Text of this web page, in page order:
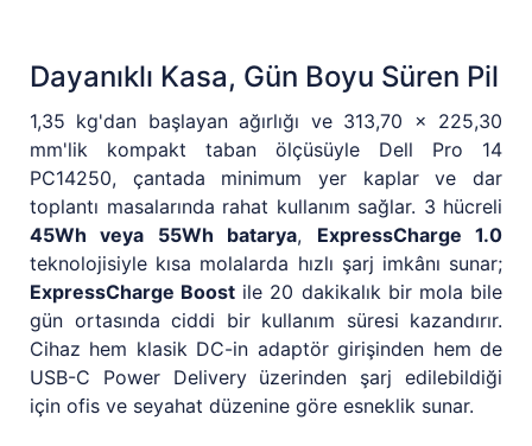
Dayanıklı Kasa, Gün Boyu Süren Pil
1,35 kg'dan başlayan ağırlığı ve 313,70 x 225,30
mm'lik kompakt taban ölçüsüyle Dell Pro 14
PC14250, çantada minimum yer kaplar ve dar
toplantı masalarında rahat kullanım sağlar. 3 hücreli
45Wh veya 55Wh batarya, ExpressCharge 1.0
teknolojisiyle kısa molalarda hızlı şarj imkânı sunar;
ExpressCharge Boost ile 20 dakikalık bir mola bile
gün ortasında ciddi bir kullanım süresi kazandırır.
Cihaz hem klasik DC-in adaptör girişinden hem de
USB-C Power Delivery üzerinden şarj edilebildiği
için ofis ve seyahat düzenine göre esneklik sunar.